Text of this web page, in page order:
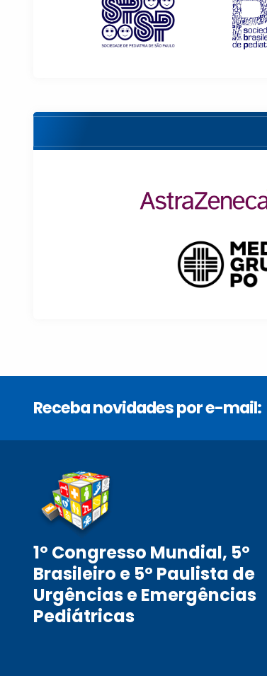
Receba novidades por e-mail:
1º Congresso Mundial, 5º
Brasileiro e 5º Paulista de
Urgências e Emergências
Pediátricas